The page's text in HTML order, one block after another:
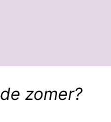
de zomer?